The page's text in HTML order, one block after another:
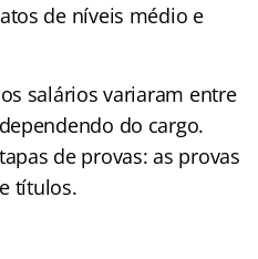
de níveis médio e
salários variaram entre
do cargo.
de provas: as provas
títulos.